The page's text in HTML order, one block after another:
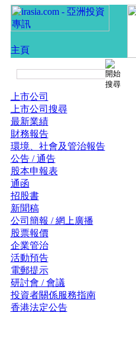
上市公司
上市公司搜尋
最新業績
財務報告
環境、社會及管治報告
公告 / 通告
股本申報表
通函
招股書
新聞稿
公司簡報 / 網上廣播
股票報價
企業管治
活動預告
電郵提示
研討會 / 會議
投資者關係服務指南
香港法定公告